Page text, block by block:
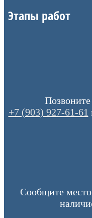
Этапы работ
+7 (903) 927-61-61
Сообщите